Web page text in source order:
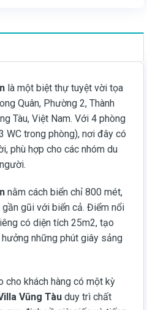
là một biệt thự tuyệt vời tọa
Quân, Phường 2, Thành
Tàu, Việt Nam. Với 4 phòng
WC trong phòng), nơi đây có
phù hợp cho các nhóm du
nằm cách biển chỉ 800 mét,
gũi với biển cả. Điểm nổi
có diện tích 25m2, tạo
những phút giây sảng
cho khách hàng có một kỳ
Vũng Tàu duy trì chất